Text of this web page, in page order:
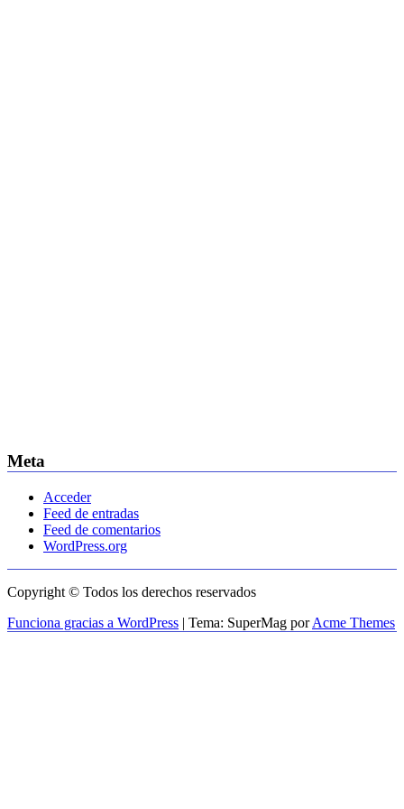
Meta
Acceder
Feed de entradas
Feed de comentarios
WordPress.org
Copyright © Todos los derechos reservados
Funciona gracias a WordPress | Tema: SuperMag porAcme Themes